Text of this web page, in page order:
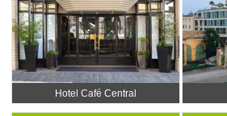
Hotel Café Central